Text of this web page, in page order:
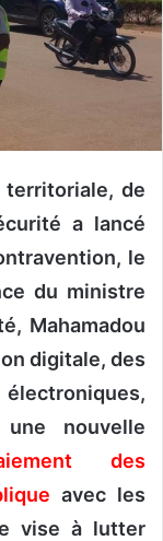
territoriale, de
a lancé
le
du ministre
Mahamadou
digitale, des
une nouvelle
des
avec les
vise à lutter